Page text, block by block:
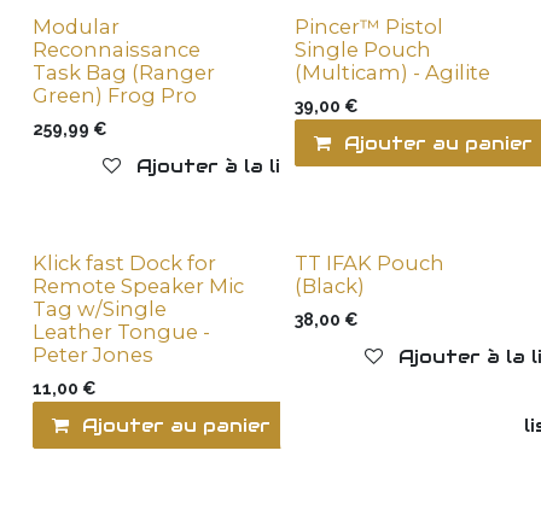
Modular
Reconnaissance
Task Bag (Ranger
Green) Frog Pro
259,99 €
Ajouter à la liste de souhaits
Pincer™ Pistol
Single Pouch
(Multicam) - Agilite
39,00 €
Ajouter au panier
Klick fast Dock for
Remote Speaker Mic
Tag w/Single
Leather Tongue -
Peter Jones
11,00 €
Ajouter au panier Ajouter à la
TT IFAK Pouch
(Black)
38,00 €
Ajouter à la